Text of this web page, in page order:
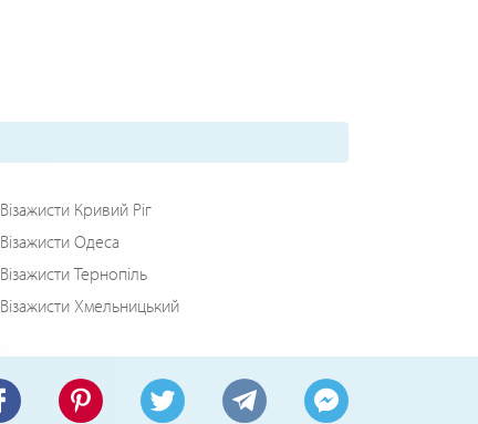
Візажисти Кривий Ріг
Візажисти Одеса
Візажисти Тернопіль
Візажисти Хмельницький